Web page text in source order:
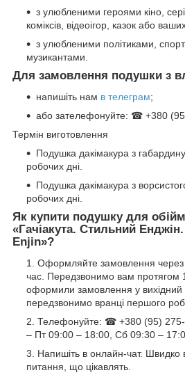
з улюбленими героями кіно,
коміксів, відеоігор, казок або
з улюбленими політиками,
музикантами.
Для замовлення подушки з
напишіть нам в телеграм;
або зателефонуйте: ☎ +380
Термін виготовлення
Подушка дакімакура з
робочих дні.
Подушка дакімакура з
робочих дні.
Як купити подушку для
«Гачіакута. Стильний
Enjin»?
Оформляйте замовлення через
час. Передзвонимо вам протягом
оформили замовлення у вихідний
передзвонимо вранці першого
Телефонуйте: ☎ +380 (95)
– Пт 09:00 – 18:00, Сб 09:30 –
Напишіть в онлайн-чат. Швидко
питання, що цікавлять.